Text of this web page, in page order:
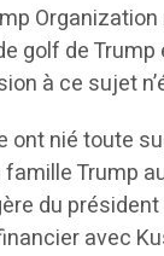
golf de Trump
à ce sujet
ont nié toute
Trump
du
avec